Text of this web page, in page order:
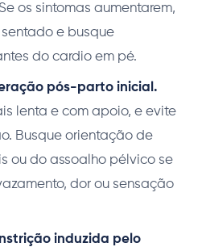
os sintomas aumentarem,
e busque
do cardio em pé.
pós-parto inicial.
lenta e com apoio, e evite
Busque orientação de
ou do assoalho pélvico se
dor ou sensação
induzida pelo